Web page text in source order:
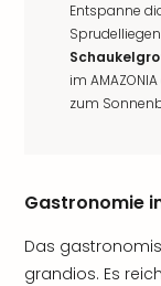
Entspanne
im
zum
Gastronomie
Das
grandios. Es